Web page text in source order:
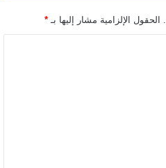
الحقول الإلزامية مشار إليها بـ *